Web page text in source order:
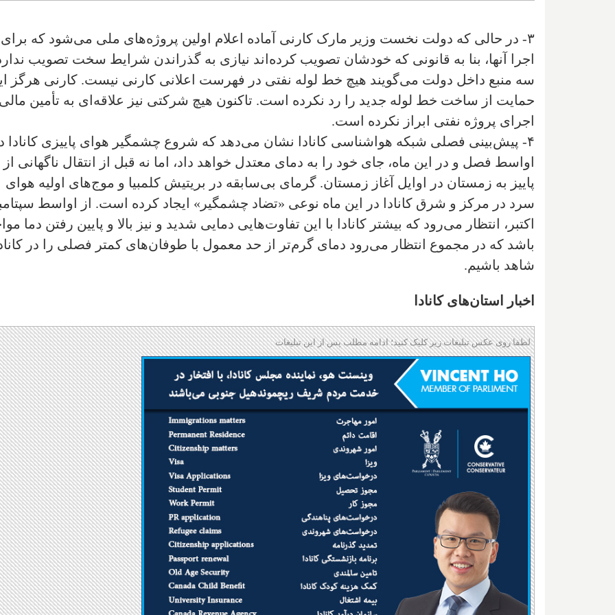
۳- در حالی که دولت نخست وزیر مارک کارنی آماده اعلام اولین پروژه‌های ملی می‌شود که برای
اجرا آنها، بنا به قانونی که خودشان تصویب کرده‌اند نیازی به گذراندن شرایط سخت تصویب
سه منبع داخل دولت می‌گویند هیچ خط لوله نفتی در فهرست اعلانی کارنی نیست. کارنی هرگز
حمایت از ساخت خط لوله جدید را رد نکرده است. تاکنون هیچ شرکتی نیز علاقه‌ای به تأمین مالی
اجرای پروژه نفتی ابراز نکرده است.
۴- پیش‌بینی فصلی شبکه هواشناسی کانادا نشان می‌دهد که شروع چشمگیر هوای پاییزی کانادا
اواسط فصل و در این ماه، جای خود را به دمای معتدل خواهد داد، اما نه قبل از انتقال ناگهانی از
پاییز به زمستان در اوایل آغاز زمستان. گرمای بی‌سابقه در بریتیش کلمبیا و موج‌های اولیه هوای
سرد در مرکز و شرق کانادا در این ماه نوعی «تضاد چشمگیر» ایجاد کرده است. از اواسط
اکتبر، انتظار می‌رود که بیشتر کانادا با این تفاوت‌هایی دمایی شدید و نیز بالا و پایین رفتن دما
باشد که در مجموع انتظار می‌رود دمای گرم‌تر از حد معمول با طوفان‌های کمتر فصلی را در
شاهد باشیم.
اخبار استان‌های کانادا
لطفا روی عکس تبلیغات زیر کلیک کنید؛ ادامه مطلب پس از این تبلیغات